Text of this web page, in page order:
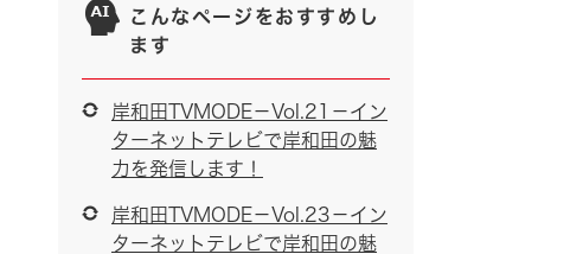
こんなページをおすすめし
ます
岸和田TVMODE－Vol.21－イン
ターネットテレビで岸和田の魅
力を発信します！
岸和田TVMODE－Vol.23－イン
ターネットテレビで岸和田の魅